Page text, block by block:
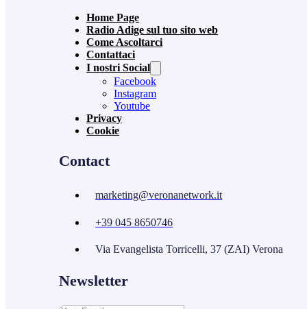
Home Page
Radio Adige sul tuo sito web
Come Ascoltarci
Contattaci
I nostri Social
Facebook
Instagram
Youtube
Privacy
Cookie
Contact
marketing@veronanetwork.it
+39 045 8650746
Via Evangelista Torricelli, 37 (ZAI) Verona
Newsletter